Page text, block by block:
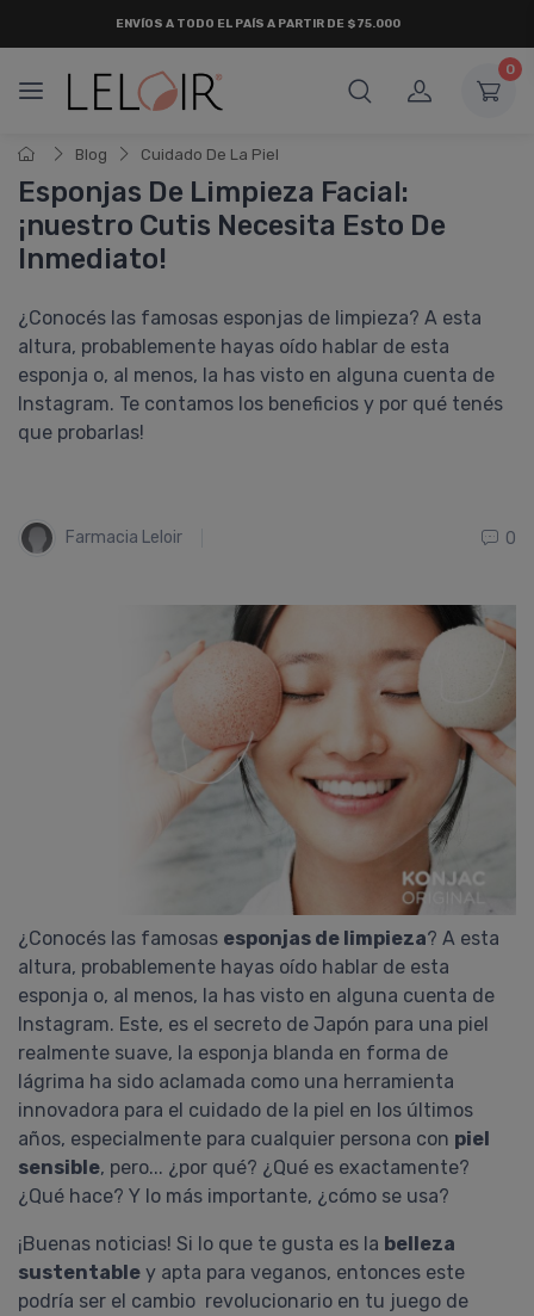
0
Blog Cuidado De La Piel
Esponjas De Limpieza Facial:
¡nuestro Cutis Necesita Esto De
Inmediato!
¿Conocés las famosas esponjas de limpieza? A esta
altura, probablemente hayas oído hablar de esta
esponja o, al menos, la has visto en alguna cuenta de
Instagram. Te contamos los beneficios y por qué tenés
que probarlas!
Farmacia Leloir 0
¿Conocés las famosas esponjas de limpieza? A esta
altura, probablemente hayas oído hablar de esta
esponja o, al menos, la has visto en alguna cuenta de
Instagram. Este, es el secreto de Japón para una piel
realmente suave, la esponja blanda en forma de
lágrima ha sido aclamada como una herramienta
innovadora para el cuidado de la piel en los últimos
años, especialmente para cualquier persona con piel
sensible, pero... ¿por qué? ¿Qué es exactamente?
¿Qué hace? Y lo más importante, ¿cómo se usa?
¡Buenas noticias! Si lo que te gusta es la belleza
sustentable y apta para veganos, entonces este
podría ser el cambio revolucionario en tu juego de